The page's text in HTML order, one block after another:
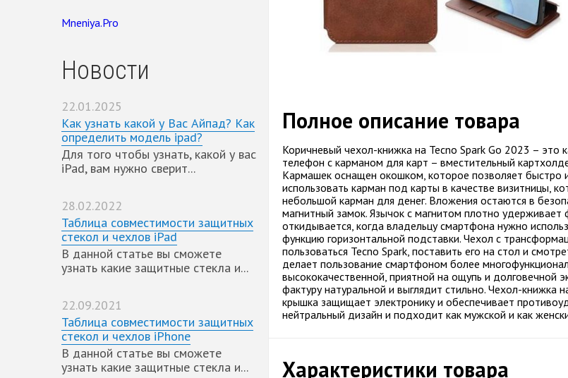
Mneniya.Pro
Новости
22.01.2025
Как узнать какой у Вас Айпад? Как
определить модель ipad?
Для того чтобы узнать, какой у вас
iPad, вам нужно сверит...
28.02.2022
Таблица совместимости защитных
стекол и чехлов iPad
В данной статье вы сможете
узнать какие защитные стекла и...
22.09.2021
Таблица совместимости защитных
стекол и чехлов iPhone
В данной статье вы сможете
узнать какие защитные стекла и...
Полное описание товара
Коричневый чехол-книжка на Tecno Spark Go 2023 – это
телефон с карманом для карт – вместительный
Кармашек оснащен окошком, которое позволяет быстро
использовать карман под карты в качестве визитницы,
небольшой карман для денег. Вложения остаются в
магнитный замок. Язычок с магнитом плотно
откидывается, когда владельцу смартфона нужно
функцию горизонтальной подставки. Чехол с
пользоваться Tecno Spark, поставить его на стол и
делает пользование смартфоном более
высококачественной, приятной на ощупь и долговечной
фактуру натуральной и выглядит стильно. Чехол-
крышка защищает электронику и обеспечивает
нейтральный дизайн и подходит как мужской и как
Характеристики товара